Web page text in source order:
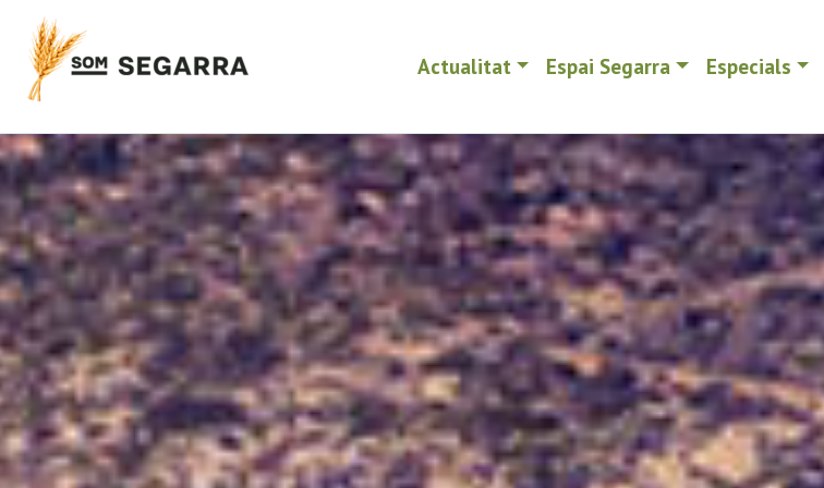
Actualitat Espai Segarra Especials